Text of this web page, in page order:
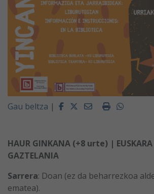
Gau beltza | FacebookTwitterEmailImprimir
HAUR GINKANA (+8 urte) | EUSKARA
GAZTELANIA
Sarrera: Doan (ez da beharrezkoa
ematea).